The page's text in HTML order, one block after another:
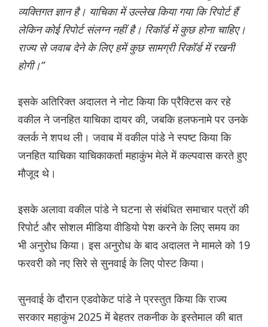
व्यक्तिगत ज्ञान है। याचिका में उल्लेख किया गया कि रिपोर्ट हैं
लेकिन कोई रिपोर्ट संलग्न नहीं है। रिकॉर्ड में कुछ होना चाहिए।
राज्य से जवाब देने के लिए हमें कुछ सामग्री रिकॉर्ड में रखनी
होगी।”
इसके अतिरिक्त अदालत ने नोट किया कि प्रैक्टिस कर रहे
वकील ने जनहित याचिका दायर की, जबकि हलफनामे पर उनके
क्लर्क ने शपथ ली। जवाब में वकील पांडे ने स्पष्ट किया कि
जनहित याचिका याचिकाकर्ता महाकुंभ मेले में कल्पवास करते हुए
मौजूद थे।
इसके अलावा वकील पांडे ने घटना से संबंधित समाचार पत्रों की
रिपोर्ट और सोशल मीडिया वीडियो पेश करने के लिए समय का
भी अनुरोध किया। इस अनुरोध के बाद अदालत ने मामले को 19
फरवरी को नए सिरे से सुनवाई के लिए पोस्ट किया।
सुनवाई के दौरान एडवोकेट पांडे ने प्रस्तुत किया कि राज्य
सरकार महाकुंभ 2025 में बेहतर तकनीक के इस्तेमाल की बात